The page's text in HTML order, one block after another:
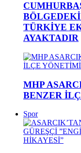
TÜRKİYE
AYAKTADIR
MHP
BENZER
Spor